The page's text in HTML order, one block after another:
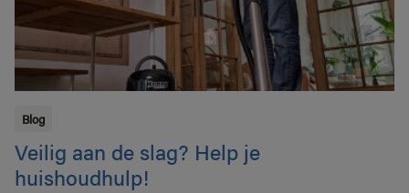
Blog
Veilig aan de slag? Help je
huishoudhulp!